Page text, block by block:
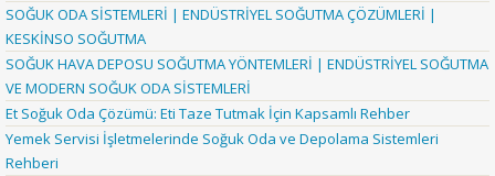
SOĞUK ODA SİSTEMLERİ | ENDÜSTRİYEL SOĞUTMA ÇÖZÜMLERİ |
KESKİNSO SOĞUTMA
SOĞUK HAVA DEPOSU SOĞUTMA YÖNTEMLERİ | ENDÜSTRİYEL SOĞUTMA
VE MODERN SOĞUK ODA SİSTEMLERİ
Et Soğuk Oda Çözümü: Eti Taze Tutmak İçin Kapsamlı Rehber
Yemek Servisi İşletmelerinde Soğuk Oda ve Depolama Sistemleri
Rehberi